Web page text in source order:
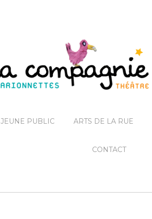
JEUNE PUBLIC ARTS DE LA RUE
CONTACT